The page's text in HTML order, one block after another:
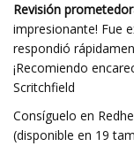
Revisión
impresionante! Fue
respondió
¡Recomiendo
Scritchfield
Consíguelo en
(disponible en 19